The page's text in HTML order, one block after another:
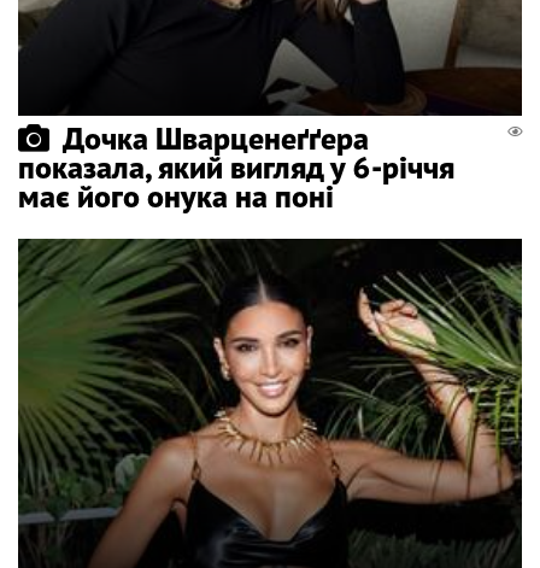
Дочка Шварценеґґера
показала, який вигляд у 6-річчя
має його онука на поні